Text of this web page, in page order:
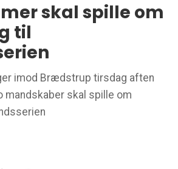
skal spille om
til
imod Brædstrup tirsdag aften
mandskaber skal spille om